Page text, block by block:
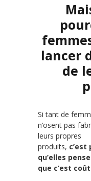
lancer
de
Si tant de
n’osent pas
leurs propres
produits, c’est
qu’elles
que c’est